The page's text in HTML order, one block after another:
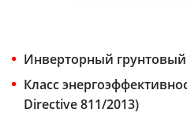
Инверторный
Класс
Directive 811/2013)